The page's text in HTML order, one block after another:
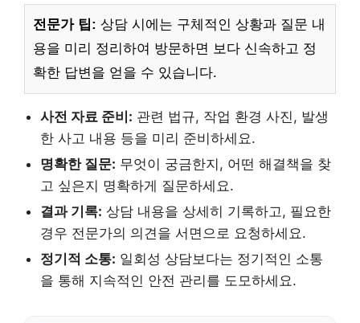
전문가 팁: 상담 시에는 구체적인 상황과 질문 내
용을 미리 정리하여 방문하면 보다 신속하고 정
확한 답변을 얻을 수 있습니다.
사전 자료 준비: 관련 법규, 작업 환경 사진, 발생
한 사고 내용 등을 미리 준비하세요.
명확한 질문: 무엇이 궁금한지, 어떤 해결책을 찾
고 싶은지 명확하게 질문하세요.
결과 기록: 상담 내용을 상세히 기록하고, 필요한
경우 전문가의 의견을 서면으로 요청하세요.
정기적 소통: 일회성 상담보다는 정기적인 소통
을 통해 지속적인 안전 관리를 도모하세요.